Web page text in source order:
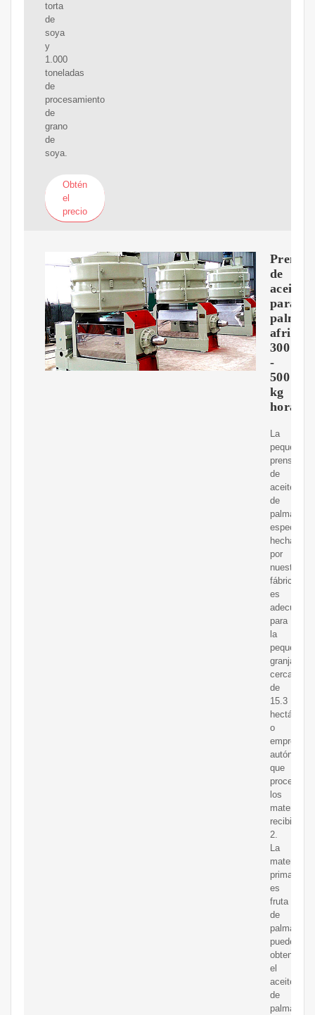
torta
de
soya
y
1.000
toneladas
de
procesamiento
de
grano
de
soya.
Obtén
el
precio
Prensa
de
aceite
para
palma
300
-
500
kg
hora
La
pequeña
prensa
de
aceite
de
palma
especial
hecha
por
nuestra
fábrica
es
adecuado
para
la
pequeña
granja
cerca
de
15.3
hectáreas,
o
autónomos
que
procesan
los
materiales
recibidos.
2.
La
materia
prima
es
fruta
de
palma.
puede
obtener
el
aceite
de
palma